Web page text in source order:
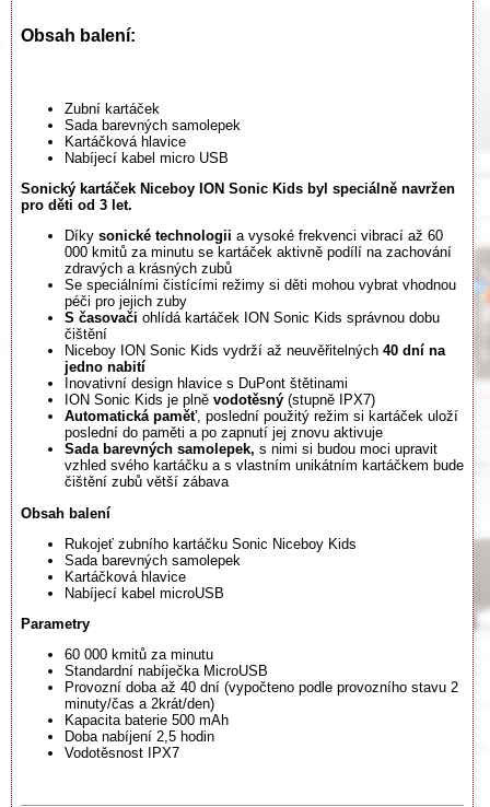
Obsah balení:
Zubní kartáček
Sada barevných samolepek
Kartáčková hlavice
Nabíjecí kabel micro USB
Sonický kartáček Niceboy ION Sonic Kids byl speciálně navržen
pro děti od 3 let.
Díky sonické technologii a vysoké frekvenci vibrací až 60
000 kmitů za minutu se kartáček aktivně podílí na zachování
zdravých a krásných zubů
Se speciálními čistícími režimy si děti mohou vybrat vhodnou
péči pro jejich zuby
S časovači ohlídá kartáček ION Sonic Kids správnou dobu
čištění
Niceboy ION Sonic Kids vydrží až neuvěřitelných 40 dní na
jedno nabití
Inovativní design hlavice s DuPont štětinami
ION Sonic Kids je plně vodotěsný (stupně IPX7)
Automatická paměť, poslední použitý režim si kartáček uloží
poslední do paměti a po zapnutí jej znovu aktivuje
Sada barevných samolepek, s nimi si budou moci upravit
vzhled svého kartáčku a s vlastním unikátním kartáčkem bude
čištění zubů větší zábava
Obsah balení
Rukojeť zubního kartáčku Sonic Niceboy Kids
Sada barevných samolepek
Kartáčková hlavice
Nabíjecí kabel microUSB
Parametry
60 000 kmitů za minutu
Standardní nabíječka MicroUSB
Provozní doba až 40 dní (vypočteno podle provozního stavu 2
minuty/čas a 2krát/den)
Kapacita baterie 500 mAh
Doba nabíjení 2,5 hodin
Vodotěsnost IPX7